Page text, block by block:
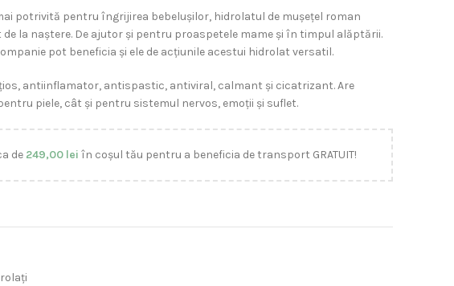
potrivită pentru îngrijirea bebelușilor, hidrolatul de mușețel roman
la naștere. De ajutor și pentru proaspetele mame și în timpul alăptării.
pot beneficia și ele de acțiunile acestui hidrolat versatil.
antiinflamator, antispastic, antiviral, calmant și cicatrizant. Are
piele, cât și pentru sistemul nervos, emoții și suflet.
de 249,00 lei în coșul tău pentru a beneficia de transport GRATUIT!